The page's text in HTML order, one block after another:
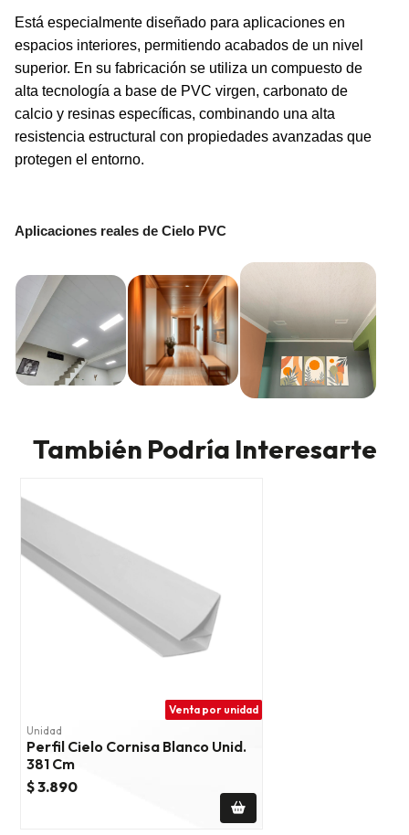
Está especialmente diseñado para aplicaciones en
espacios interiores, permitiendo acabados de un nivel
superior. En su fabricación se utiliza un compuesto de
alta tecnología a base de PVC virgen, carbonato de
calcio y resinas específicas, combinando una alta
resistencia estructural con propiedades avanzadas que
protegen el entorno.
Aplicaciones reales de Cielo PVC
También Podría Interesarte
Venta por unidad
Unidad
Perfil Cielo Cornisa Blanco Unid.
381 Cm
$ 3.890